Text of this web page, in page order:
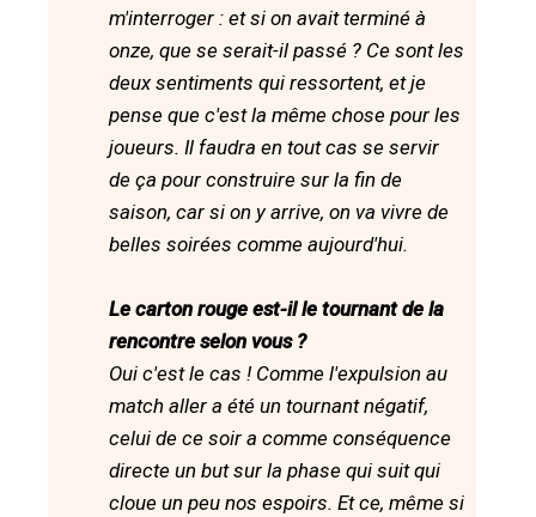
m'interroger : et si on avait terminé à
onze, que se serait-il passé ? Ce sont les
deux sentiments qui ressortent, et je
pense que c'est la même chose pour les
joueurs. Il faudra en tout cas se servir
de ça pour construire sur la fin de
saison, car si on y arrive, on va vivre de
belles soirées comme aujourd'hui.
Le carton rouge est-il le tournant de la
rencontre selon vous ?
Oui c'est le cas ! Comme l'expulsion au
match aller a été un tournant négatif,
celui de ce soir a comme conséquence
directe un but sur la phase qui suit qui
cloue un peu nos espoirs. Et ce, même si